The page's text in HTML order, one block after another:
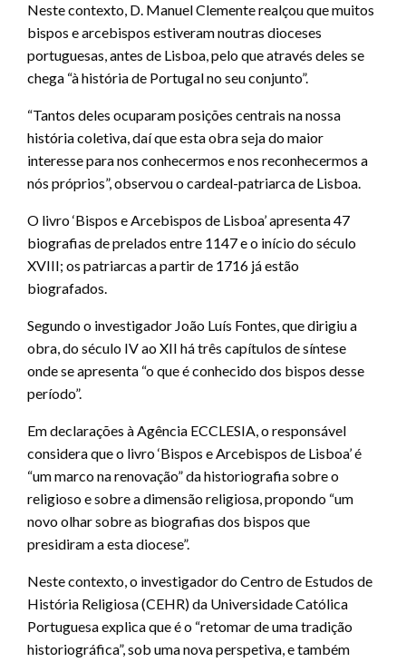
Neste contexto, D. Manuel Clemente realçou que muitos
bispos e arcebispos estiveram noutras dioceses
portuguesas, antes de Lisboa, pelo que através deles se
chega “à história de Portugal no seu conjunto”.
“Tantos deles ocuparam posições centrais na nossa
história coletiva, daí que esta obra seja do maior
interesse para nos conhecermos e nos reconhecermos a
nós próprios”, observou o cardeal-patriarca de Lisboa.
O livro ‘Bispos e Arcebispos de Lisboa’ apresenta 47
biografias de prelados entre 1147 e o início do século
XVIII; os patriarcas a partir de 1716 já estão
biografados.
Segundo o investigador João Luís Fontes, que dirigiu a
obra, do século IV ao XII há três capítulos de síntese
onde se apresenta “o que é conhecido dos bispos desse
período”.
Em declarações à Agência ECCLESIA, o responsável
considera que o livro ‘Bispos e Arcebispos de Lisboa’ é
“um marco na renovação” da historiografia sobre o
religioso e sobre a dimensão religiosa, propondo “um
novo olhar sobre as biografias dos bispos que
presidiram a esta diocese”.
Neste contexto, o investigador do Centro de Estudos de
História Religiosa (CEHR) da Universidade Católica
Portuguesa explica que é o “retomar de uma tradição
historiográfica”, sob uma nova perspetiva, e também